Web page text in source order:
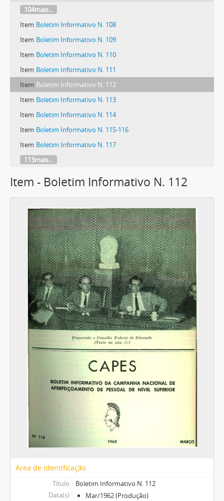
104mais...
Item Boletim Informativo N. 108
Item Boletim Informativo N. 109
Item Boletim Informativo N. 110
Item Boletim Informativo N. 111
Item Boletim Informativo N. 112
Item Boletim Informativo N. 113
Item Boletim Informativo N. 114
Item Boletim Informativo N. 115-116
Item Boletim Informativo N. 117
113mais...
Item - Boletim Informativo N. 112
Área de identificação
Título
Boletim Informativo N. 112
Data(s)
Mar/1962 (Produção)